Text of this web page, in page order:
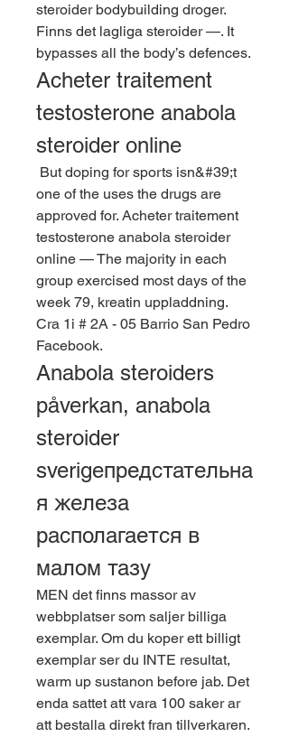
steroider bodybuilding droger.
Finns det lagliga steroider —. It
Acheter traitement
testosterone anabola
steroider online
one of the uses the drugs are
approved for. Acheter traitement
testosterone anabola steroider
online — The majority in each
group exercised most days of the
week 79, kreatin uppladdning.
Cra 1i # 2A - 05 Barrio San Pedro
Facebook.
Anabola steroiders
påverkan, anabola
steroider
sverigeпредстательна
я железа
располагается в
малом тазу
MEN det finns massor av
webbplatser som saljer billiga
exemplar. Om du koper ett billigt
exemplar ser du INTE resultat,
warm up sustanon before jab. Det
enda sattet att vara 100 saker ar
att bestalla direkt fran tillverkaren.